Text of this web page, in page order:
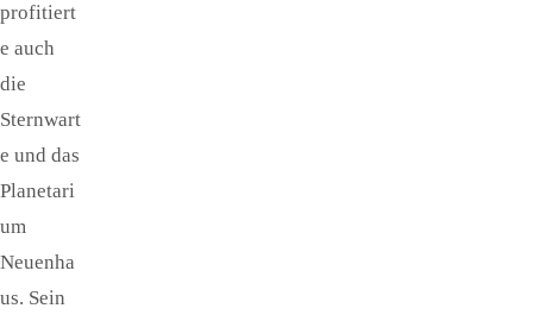
profitiert
e auch
die
Sternwart
e und das
Planetari
um
Neuenha
us. Sein